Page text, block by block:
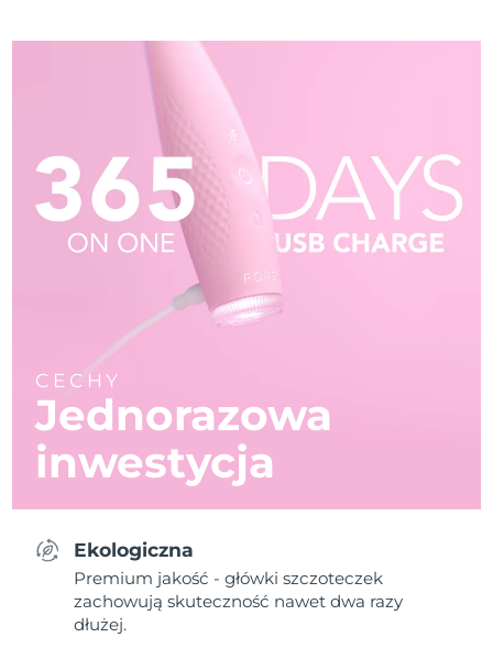
CECHY
Jednorazowa
inwestycja
Ekologiczna
Premium jakość - główki szczoteczek
zachowują skuteczność nawet dwa razy
dłużej.